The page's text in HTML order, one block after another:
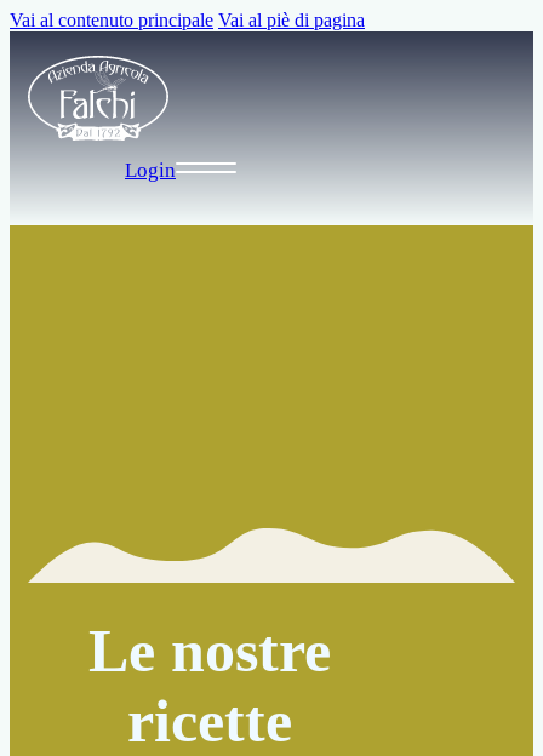
Vai al contenuto principale Vai al piè di pagina
Login
Le nostre
ricette